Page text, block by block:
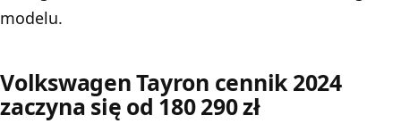
modelu.
Volkswagen Tayron cennik 2024
zaczyna się od 180 290 zł